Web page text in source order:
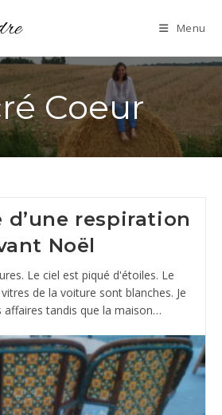
Menu
Coeur
d’une respiration
Noël
Le ciel est piqué d'étoiles. Le
de la voiture sont blanches. Je
affaires tandis que la maison…